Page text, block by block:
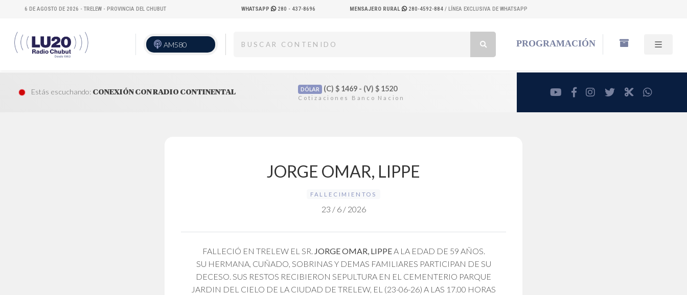
6 DE AGOSTO DE 2026 - TRELEW - PROVINCIA DEL CHUBUT WHATSAPP 280 - 437-8696 MENSAJERO RURAL 280-4592-884 / LÍNEA EXCLUSIVA DE WHATSAPP
AM580 PROGRAMACIÓN
Estás escuchando: CONEXIÓN CON RADIO CONTINENTAL DÓLAR (C) $1469 - (V) $1520 youtubefacebookinstagram
twitterRadioCut
JORGE OMAR, LIPPE
FALLECIMIENTOS
23 / 6 / 2026
FALLECIÓ EN TRELEW EL SR. JORGE OMAR, LIPPEA LA EDAD DE 59 AÑOS.
SU HERMANA, CUÑADO, SOBRINAS Y DEMAS FAMILIARES PARTICIPAN DE SU
DECESO. SUS RESTOS RECIBIERON SEPULTURA EN EL CEMENTERIO PARQUE
JARDIN DEL CIELO DE LA CIUDAD DE TRELEW, EL (23-06-26) A LAS 17.00 HORAS